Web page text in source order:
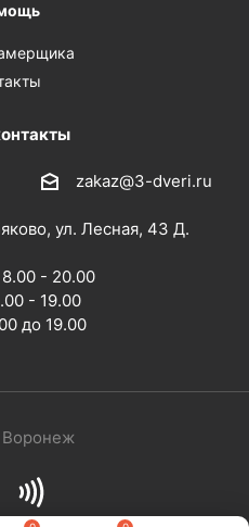
zakaz@3-dveri.ru
ул. Лесная, 43 Д.
- 20.00
- 19.00
до 19.00